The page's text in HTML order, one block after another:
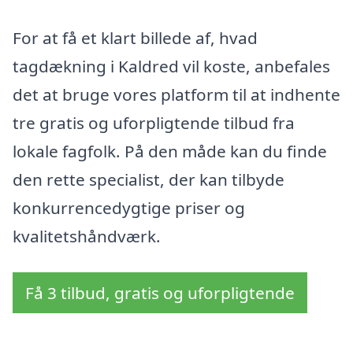
For at få et klart billede af, hvad
tagdækning i Kaldred vil koste, anbefales
det at bruge vores platform til at indhente
tre gratis og uforpligtende tilbud fra
lokale fagfolk. På den måde kan du finde
den rette specialist, der kan tilbyde
konkurrencedygtige priser og
kvalitetshåndværk.
Få 3 tilbud, gratis og uforpligtende